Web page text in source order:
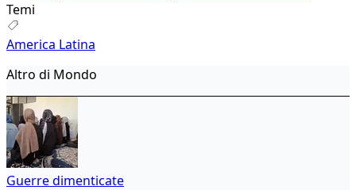
Temi
America Latina
Altro di Mondo
Guerre dimenticate